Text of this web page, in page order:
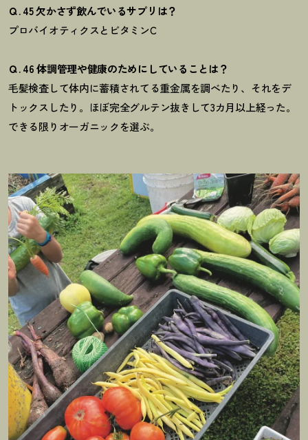
Ｑ. 45 欠かさず飲んでいるサプリは？
プロバイオティクスとビタミンC
Ｑ. 46 体調管理や健康のためにしていることは？
毛髪検査して体内に蓄積されてる重金属を調べたり、
それをデ
トックスしたり。 ほぼ完全グルテン抜きして3カ月以上経った。
できる限りオーガニックを選ぶ。